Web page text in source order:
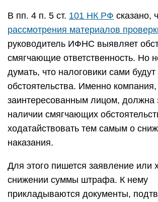
В пп. 4 п. 5 ст. 101 НК РФ сказано,
рассмотрения материалов
руководитель ИФНС выявляет
смягчающие ответственность. Но
думать, что налоговики сами
обстоятельства. Именно
заинтересованным лицом, должна
наличии смягчающих
ходатайствовать тем самым о
наказания.
Для этого пишется заявление или
снижении суммы штрафа. К нему
прикладываются документы,